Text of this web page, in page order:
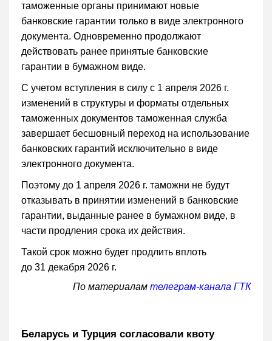
таможенные органы принимают новые
банковские гарантии только в виде электронного
документа. Одновременно продолжают
действовать ранее принятые банковские
гарантии в бумажном виде.
С учетом вступления в силу с 1 апреля 2026 г.
изменений в структуры и форматы отдельных
таможенных документов таможенная служба
завершает бесшовный переход на использование
банковских гарантий исключительно в виде
электронного документа.
Поэтому до 1 апреля 2026 г. таможни не будут
отказывать в принятии изменений в банковские
гарантии, выданные ранее в бумажном виде, в
части продления срока их действия.
Такой срок можно будет продлить вплоть
до 31 декабря 2026 г.
По материалам телеграм-канала ГТК
Беларусь и Турция согласовали квоту